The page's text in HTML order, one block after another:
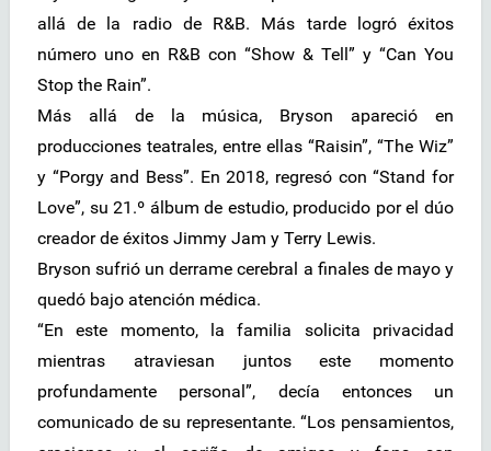
allá de la radio de R&B. Más tarde logró éxitos
número uno en R&B con “Show & Tell” y “Can You
Stop the Rain”.
Más allá de la música, Bryson apareció en
producciones teatrales, entre ellas “Raisin”, “The Wiz”
y “Porgy and Bess”. En 2018, regresó con “Stand for
Love”, su 21.º álbum de estudio, producido por el dúo
creador de éxitos Jimmy Jam y Terry Lewis.
Bryson sufrió un derrame cerebral a finales de mayo y
quedó bajo atención médica.
“En este momento, la familia solicita privacidad
mientras atraviesan juntos este momento
profundamente personal”, decía entonces un
comunicado de su representante. “Los pensamientos,